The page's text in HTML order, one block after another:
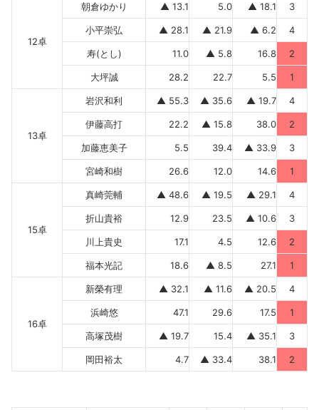
12卓
朝倉ゆかり ▲ 13.1 5.0 ▲ 18.1 3
小平崇弘 ▲ 28.1 ▲ 21.9 ▲ 6.2 4
寿(とし) 11.0 ▲ 5.8 16.8 2
大坪誠 28.2 22.7 5.5 1
13卓
岩沢和利 ▲ 55.3 ▲ 35.6 ▲ 19.7 4
伊藤高打 22.2 ▲ 15.8 38.0 2
加藤恵美子 5.5 39.4 ▲ 33.9 3
宮崎和樹 26.6 12.0 14.6 1
15卓
真崎莞輔 ▲ 48.6 ▲ 19.5 ▲ 29.1 4
折山貴裕 12.9 23.5 ▲ 10.6 3
川上貴史 17.1 4.5 12.6 2
福本光記 18.6 ▲ 8.5 27.1 1
16卓
新榮有理 ▲ 32.1 ▲ 11.6 ▲ 20.5 4
浜崎悠 47.1 29.6 17.5 1
高塚茂樹 ▲ 19.7 15.4 ▲ 35.1 3
岡田裕太 4.7 ▲ 33.4 38.1 2